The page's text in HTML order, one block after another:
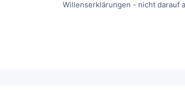
Willenserklärungen - nicht darauf